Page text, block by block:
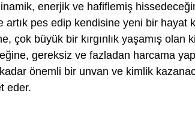
enerjik ve hafiflemiş
pes edip kendisine yeni bir hayat
çok büyük bir kırgınlık yaşamış olan
gereksiz ve fazladan harcama
önemli bir unvan ve kimlik
eder.